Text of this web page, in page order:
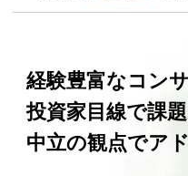
経験豊富なコン
投資家目線で課
中立の観点でア